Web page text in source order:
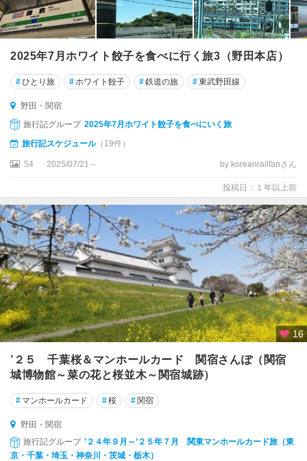
2025年7月ホワイト餃子を食べに行く旅3（野田本店）
#ひとり旅 #ホワイト餃子 #鉄道の旅 #東武野田線
野田・関宿
旅行記グループ 2025年7月ホワイト餃子を食べにいく旅
旅行記スケジュール（19件）
54 2025/07/21～ by koreanrailfanさん
投稿日：１年以上前
16
’２５ 千葉桜＆マンホールカード 関宿さんぽ（関宿
城博物館～菜の花と桜並木～関宿城跡）
# マンホールカード #桜 # 関宿
野田・関宿
旅行記グループ ’２４年９月～’２５年７月 関東マンホールカード旅（東
京・千葉・埼玉・神奈川・茨城・栃木）